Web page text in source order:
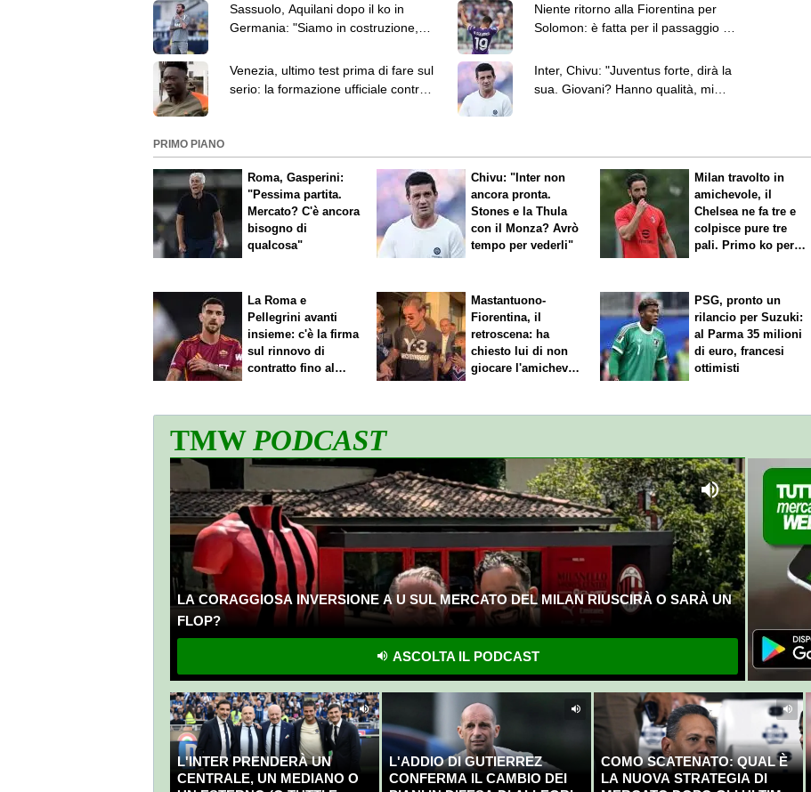
Sassuolo, Aquilani dopo il ko in
Germania: "Siamo in costruzione,
Niente ritorno alla Fiorentina per
Solomon: è fatta per il passaggio al
Venezia, ultimo test prima di fare sul
serio: la formazione ufficiale contro il
Inter, Chivu: "Juventus forte, dirà la
sua. Giovani? Hanno qualità, mi
PRIMO PIANO
Roma, Gasperini:
"Pessima partita.
Mercato? C'è ancora
bisogno di
qualcosa"
Chivu: "Inter non
ancora pronta.
Stones e la Thula
con il Monza? Avrò
tempo per vederli"
Milan travolto in
amichevole, il
Chelsea ne fa tre e
colpisce pure tre
pali. Primo ko per
La Roma e
Pellegrini avanti
insieme: c'è la firma
sul rinnovo di
contratto fino al
Mastantuono-
Fiorentina, il
retroscena: ha
chiesto lui di non
giocare l'amichevole
PSG, pronto un
rilancio per Suzuki:
al Parma 35 milioni
di euro, francesi
ottimisti
TMWPODCAST
LA CORAGGIOSA INVERSIONE A U SUL MERCATO DEL MILAN RIUSCIRÀ O SARÀ UN
FLOP?
ASCOLTA IL PODCAST
L'INTER PRENDERÀ UN
CENTRALE, UN MEDIANO O
L'ADDIO DI GUTIERREZ
CONFERMA IL CAMBIO DEI
COMO SCATENATO: QUAL È
LA NUOVA STRATEGIA DI